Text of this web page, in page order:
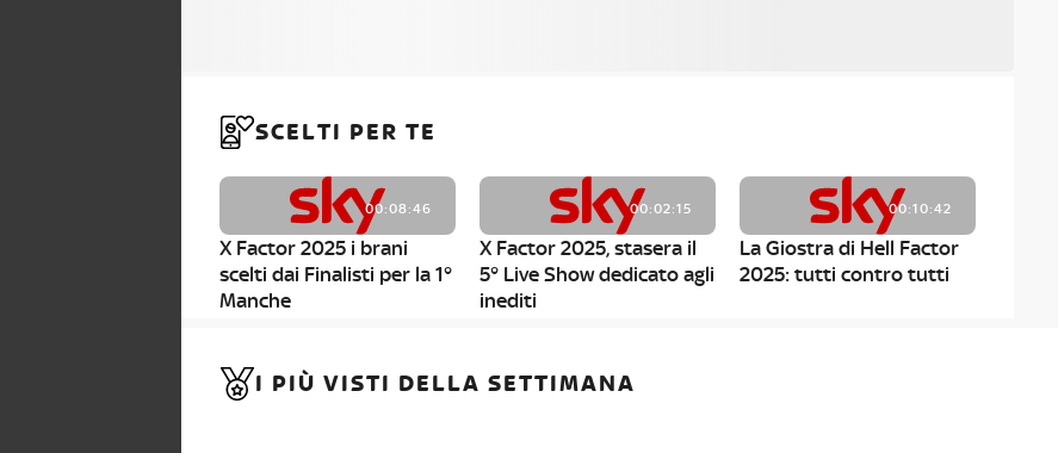
SCELTI PER TE
00:08:46
X Factor 2025 i brani
scelti dai Finalisti per la 1°
Manche
00:02:15
X Factor 2025, stasera il
5° Live Show dedicato agli
inediti
00:10:42
La Giostra di Hell Factor
2025: tutti contro tutti
I PIÙ VISTI DELLA SETTIMANA